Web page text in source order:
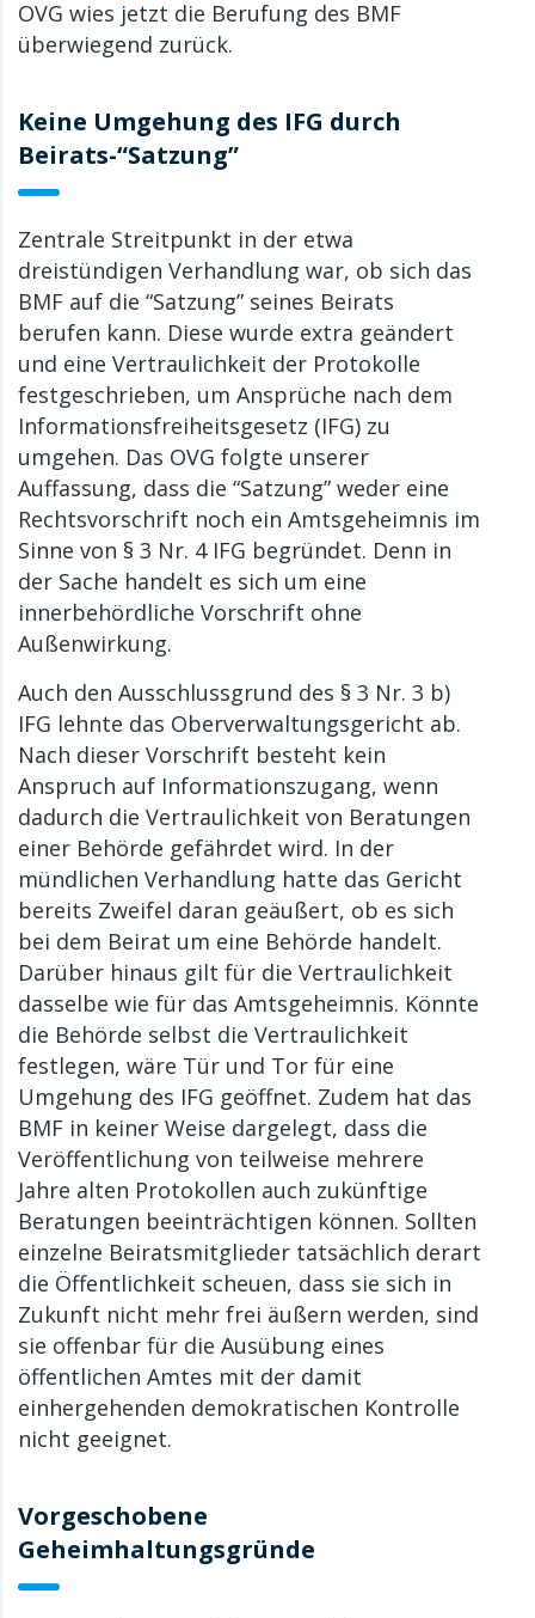
OVG wies jetzt die Berufung des BMF
überwiegend zurück.
Keine Umgehung des IFG durch
Beirats-“Satzung”
Zentrale Streitpunkt in der etwa
dreistündigen Verhandlung war, ob sich das
BMF auf die “Satzung” seines Beirats
berufen kann. Diese wurde extra geändert
und eine Vertraulichkeit der Protokolle
festgeschrieben, um Ansprüche nach dem
Informationsfreiheitsgesetz (IFG) zu
umgehen. Das OVG folgte unserer
Auffassung, dass die “Satzung” weder eine
Rechtsvorschrift noch ein Amtsgeheimnis im
Sinne von § 3 Nr. 4 IFG begründet. Denn in
der Sache handelt es sich um eine
innerbehördliche Vorschrift ohne
Außenwirkung.
Auch den Ausschlussgrund des § 3 Nr. 3 b)
IFG lehnte das Oberverwaltungsgericht ab.
Nach dieser Vorschrift besteht kein
Anspruch auf Informationszugang, wenn
dadurch die Vertraulichkeit von Beratungen
einer Behörde gefährdet wird. In der
mündlichen Verhandlung hatte das Gericht
bereits Zweifel daran geäußert, ob es sich
bei dem Beirat um eine Behörde handelt.
Darüber hinaus gilt für die Vertraulichkeit
dasselbe wie für das Amtsgeheimnis. Könnte
die Behörde selbst die Vertraulichkeit
festlegen, wäre Tür und Tor für eine
Umgehung des IFG geöffnet. Zudem hat das
BMF in keiner Weise dargelegt, dass die
Veröffentlichung von teilweise mehrere
Jahre alten Protokollen auch zukünftige
Beratungen beeinträchtigen können. Sollten
einzelne Beiratsmitglieder tatsächlich derart
die Öffentlichkeit scheuen, dass sie sich in
Zukunft nicht mehr frei äußern werden, sind
sie offenbar für die Ausübung eines
öffentlichen Amtes mit der damit
einhergehenden demokratischen Kontrolle
nicht geeignet.
Vorgeschobene
Geheimhaltungsgründe